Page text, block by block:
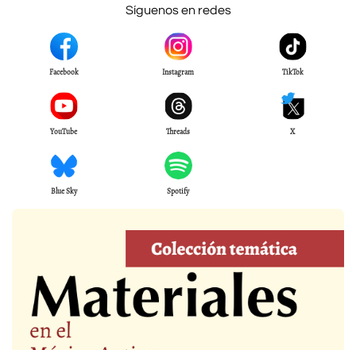
Síguenos en redes
Facebook Instagram TikTok
YouTube Threads X
Blue Sky Spotify